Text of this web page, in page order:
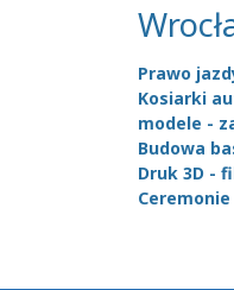
Prawo
Kosiarki
modele -
Budowa
Druk 3D -